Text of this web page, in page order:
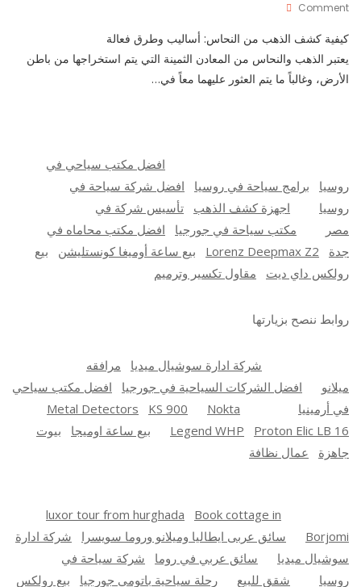
Comment
كشف
الذهب
من
النحاس:
كيفية كشف الذهب من النحاس: أساليب وطرق فعالة
يعتبر الذهب والنحاس من المعادن الثمينة التي يتم استخراجها من باطن
الأرض، وغالباً ما يتم العثور عليهما معاً في…
افضل مكتب سياحي في
روسيا
برامج سياحة في روسيا
افضل شركة سياحة في
روسيا
اجهزة كشف الذهب
تأسيس شركة في
مصر
مكتب سياحة في جورجيا
افضل مكتب محاماه في
جدة
Lorenz Deepmax Z2 بيع ساعة أوميغا كونستليشن
بيع
رولكس داي ديت
مقاول تكسير وترميم
روابط ننصح بزيارتها
شركة ادارة سوشيال ميديا
مرافقه
ميلانو
افضل الشركات السياحية في جورجيا
افضل مكتب سياحي
في أرمينيا
Metal Detectors KS 900
Nokta
Legend WHP
Proton Elic LB 16 بيع ساعة اوميجا
بيوت
جاهزة
عمال نظافة
luxor tour from hurghada
Book cottage in
Borjomi
سائق عربى ايطاليا وميلانو وروما سويسرا
شركة ادارة
سوشيال ميديا
سائق عربي في روما
شركة سياحة في
روسيا
شقق للبيع رحلة سياحية باتومي جورجيا بيع رولكس